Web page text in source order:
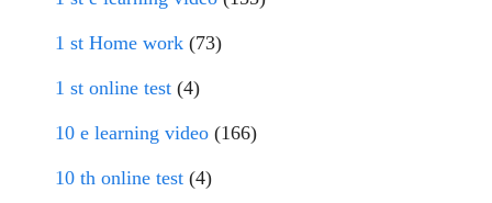
1 st Home work (73)
1 st online test (4)
10 e learning video (166)
10 th online test (4)